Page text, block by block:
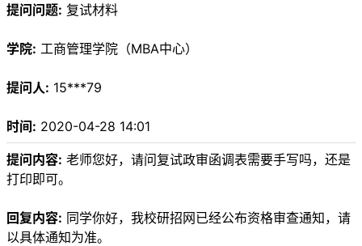
提问问题: 复试材料
学院: 工商管理学院（MBA中心）
提问人: 15***79
时间: 2020-04-28 14:01
提问内容: 老师您好，请问复试政审函调表需要手写吗，还是
打印即可。
回复内容: 同学你好，我校研招网已经公布资格审查通知，请
以具体通知为准。